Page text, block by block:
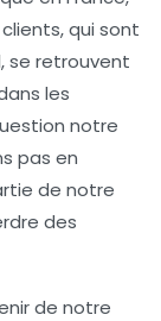
qui sont
se retrouvent
les
notre
pas en
de notre
des
de notre